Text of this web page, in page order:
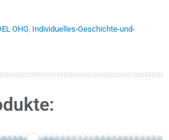
OHG, Individuelles-Geschichte-und-